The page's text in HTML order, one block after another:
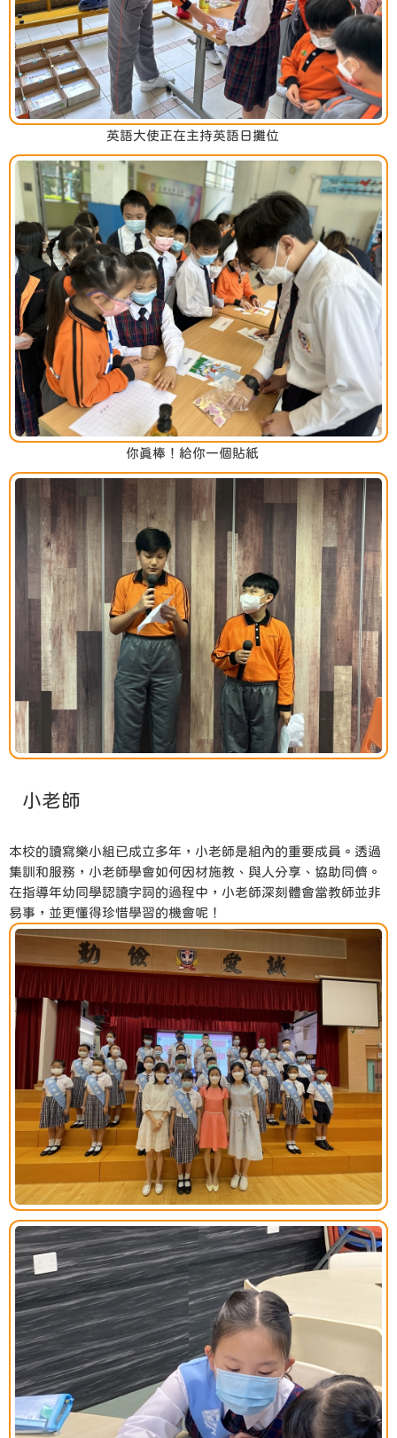
英語大使正在主持英語日攤位
你真棒！給你一個貼紙
小老師
本校的讀寫樂小組已成立多年，小老師是組內的重要成員。透過
集訓和服務，小老師學會如何因材施教、與人分享、協助同儕。
在指導年幼同學認讀字詞的過程中，小老師深刻體會當教師並非
易事，並更懂得珍惜學習的機會呢！